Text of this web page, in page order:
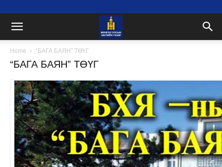
Home “БАГА БАЯН” ТӨҮГ
“БАГА БАЯН” ТӨҮГ